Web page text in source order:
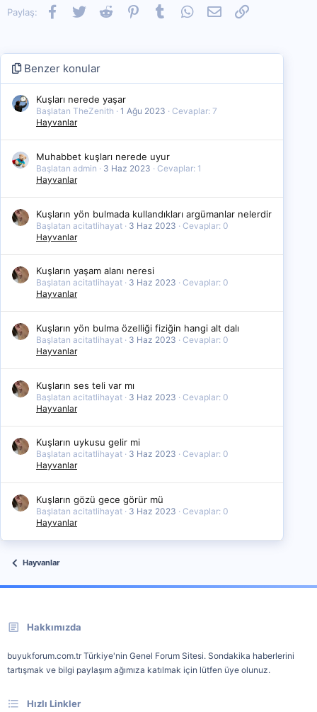
Paylaş: Facebook
TwitterReddit PinterestTumblrWhatsApp
E-postaLink
Benzer konular
Kuşları nerede yaşar
Başlatan TheZenith 1 Ağu 2023
Cevaplar: 7
Hayvanlar
Muhabbet kuşları nerede uyur
Başlatan admin 3 Haz 2023
Cevaplar: 1
Hayvanlar
Kuşların yön bulmada kullandıkları argümanlar nelerdir
Başlatan acitatlihayat 3 Haz 2023
Cevaplar: 0
Hayvanlar
Kuşların yaşam alanı neresi
Başlatan acitatlihayat 3 Haz 2023
Cevaplar: 0
Hayvanlar
Kuşların yön bulma özelliği fiziğin hangi alt dalı
Başlatan acitatlihayat 3 Haz 2023
Cevaplar: 0
Hayvanlar
Kuşların ses teli var mı
Başlatan acitatlihayat 3 Haz 2023
Cevaplar: 0
Hayvanlar
Kuşların uykusu gelir mi
Başlatan acitatlihayat 3 Haz 2023
Cevaplar: 0
Hayvanlar
Kuşların gözü gece görür mü
Başlatan acitatlihayat 3 Haz 2023
Cevaplar: 0
Hayvanlar
Hayvanlar
Hakkımızda
buyukforum.com.tr Türkiye'nin Genel Forum Sitesi. Sondakika haberlerini
tartışmak ve bilgi paylaşım ağımıza katılmak için lütfen üye olunuz.
Hızlı Linkler